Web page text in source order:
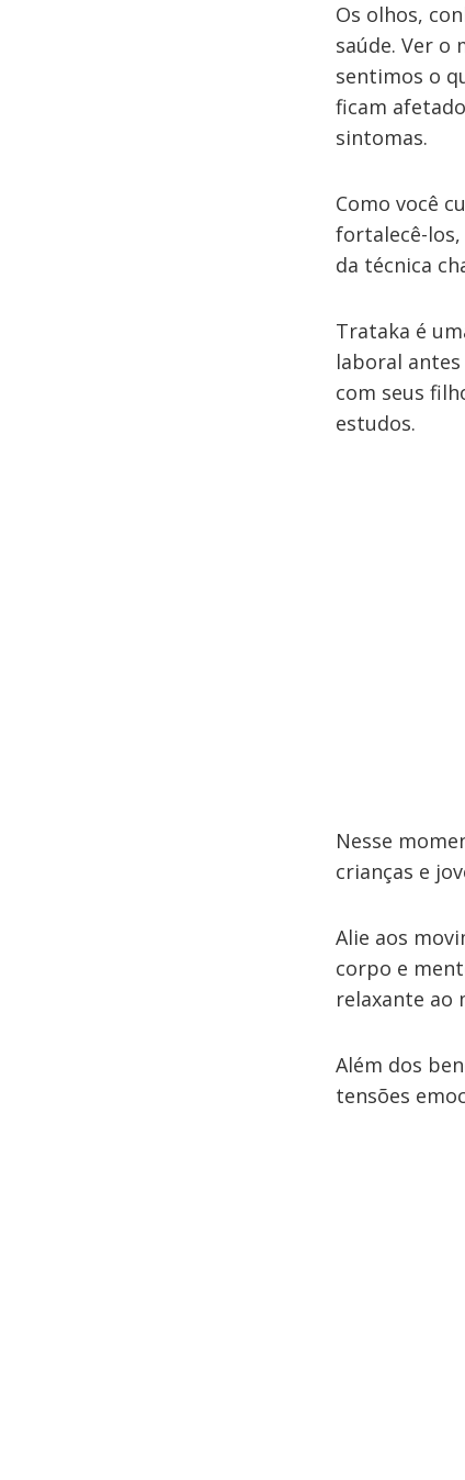
Os olhos,
saúde. Ver o
sentimos o
ficam
sintomas.
Como você
fortalecê-los,
da técnica
Trataka é
laboral
com seus
estudos.
Nesse
crianças e
Alie aos
corpo e
relaxante ao
Além dos
tensões